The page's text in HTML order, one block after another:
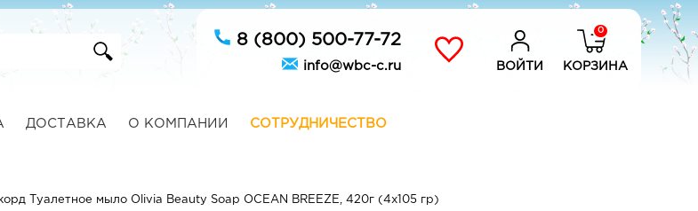
8 (800) 500-77-72
info@wbc-c.ru ВОЙТИ
0
КОРЗИНА
ДОСТАВКА О КОМПАНИИ СОТРУДНИЧЕСТВО
Туалетное мыло Olivia Beauty Soap OCEAN BREEZE, 420г (4х105 гр)